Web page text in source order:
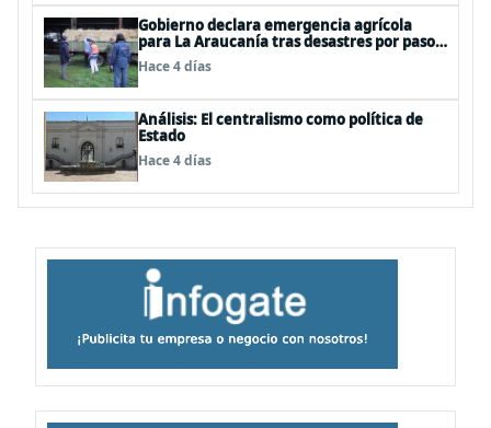
Gobierno declara emergencia agrícola
para La Araucanía tras desastres por pasos
de sistemas frontales
Hace 4 días
Análisis: El centralismo como política de
Estado
Hace 4 días